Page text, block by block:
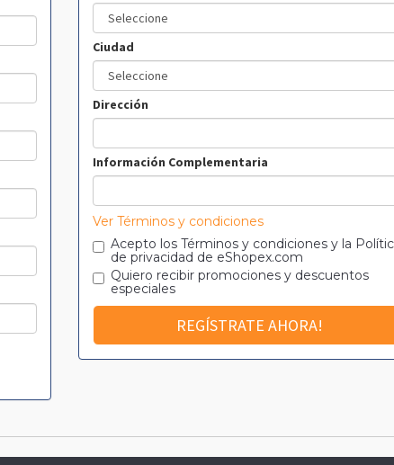
Ciudad
Dirección
Información Complementaria
Ver Términos y condiciones
Acepto los Términos y condicionesy la
de privacidad de eShopex.com
Quiero recibir promociones y descuentos
especiales